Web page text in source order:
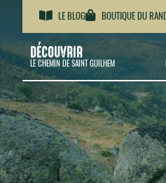
LE BLOG BOUTIQUE DU
DÉCOUVRIR
LE CHEMIN DE SAINT GUILHEM